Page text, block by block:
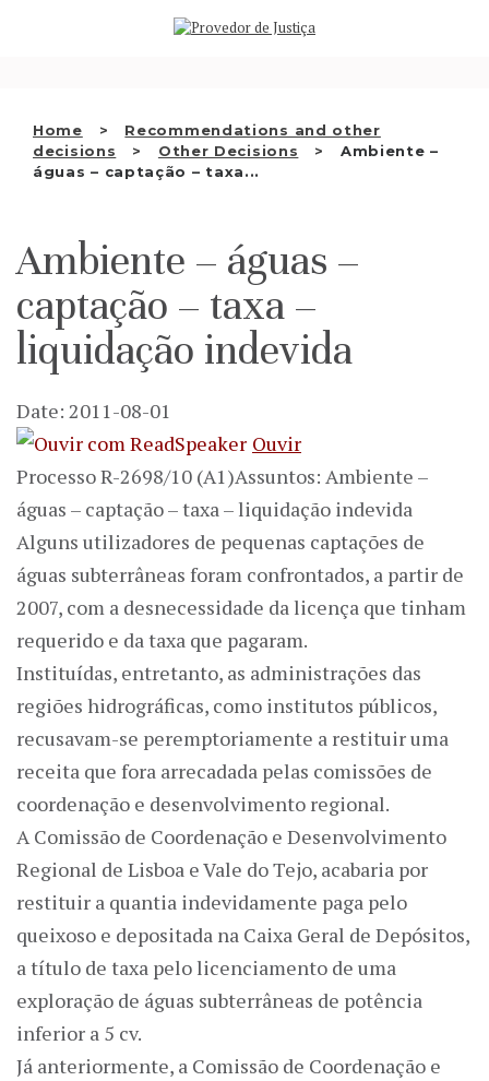
Home
Recommendations and other
decisions
Other Decisions
Ambiente –
águas – captação – taxa...
WHO WE ARE
INSTITUTION
Ambiente – águas –
captação – taxa –
liquidação indevida
Date: 2011-08-01
Ouvir
Processo R-2698/10 (A1)Assuntos: Ambiente –
águas – captação – taxa – liquidação indevida
Alguns utilizadores de pequenas captações de
águas subterrâneas foram confrontados, a partir de
2007, com a desnecessidade da licença que tinham
requerido e da taxa que pagaram.
Instituídas, entretanto, as administrações das
regiões hidrográficas, como institutos públicos,
recusavam-se peremptoriamente a restituir uma
receita que fora arrecadada pelas comissões de
coordenação e desenvolvimento regional.
A Comissão de Coordenação e Desenvolvimento
Regional de Lisboa e Vale do Tejo, acabaria por
restituir a quantia indevidamente paga pelo
queixoso e depositada na Caixa Geral de Depósitos,
a título de taxa pelo licenciamento de uma
exploração de águas subterrâneas de potência
inferior a 5 cv.
Já anteriormente, a Comissão de Coordenação e